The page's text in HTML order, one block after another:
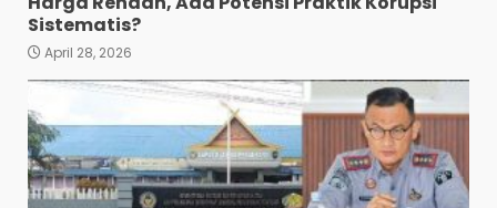
Sistematis?
April 28, 2026